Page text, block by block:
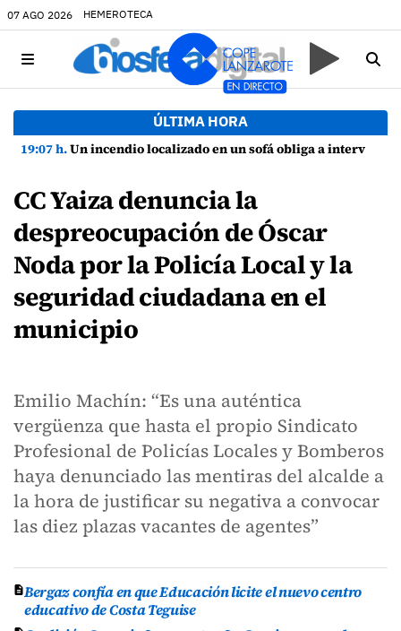
07 AGO 2026 HEMEROTECA
ÚLTIMA HORA
19:07 h.Un incendio localizado en un sofá obliga a intervenir en una vivienda de Playa Honda
CC Yaiza denuncia la
despreocupación de Óscar
Noda por la Policía Local y la
seguridad ciudadana en el
municipio
Emilio Machín: “Es una auténtica
vergüenza que hasta el propio Sindicato
Profesional de Policías Locales y Bomberos
haya denunciado las mentiras del alcalde a
la hora de justificar su negativa a convocar
las diez plazas vacantes de agentes”
Bergaz confía en que Educación licite el nuevo centro
educativo de Costa Teguise